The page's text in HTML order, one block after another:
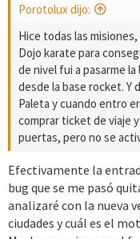
:
Porotolux dijo:
Hice todas las
Dojo karate para
de nivel fui a pasarme
desde la base rocket. Y
Paleta y cuando entro
comprar ticket de viaje
puertas, pero no se
Efectivamente la
bug que se me pasó
analizaré con la nueva
ciudades y cuál es el